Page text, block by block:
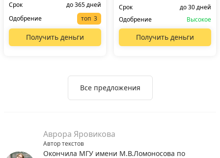
Срок
до 365 дней
Одобрение
топ
Получить деньги
Срок
до 30 дней
Одобрение
Высокое
Получить деньги
Все предложения
Аврора Яровикова
Автор текстов
Окончила МГУ имени М.В.Ломоносова по